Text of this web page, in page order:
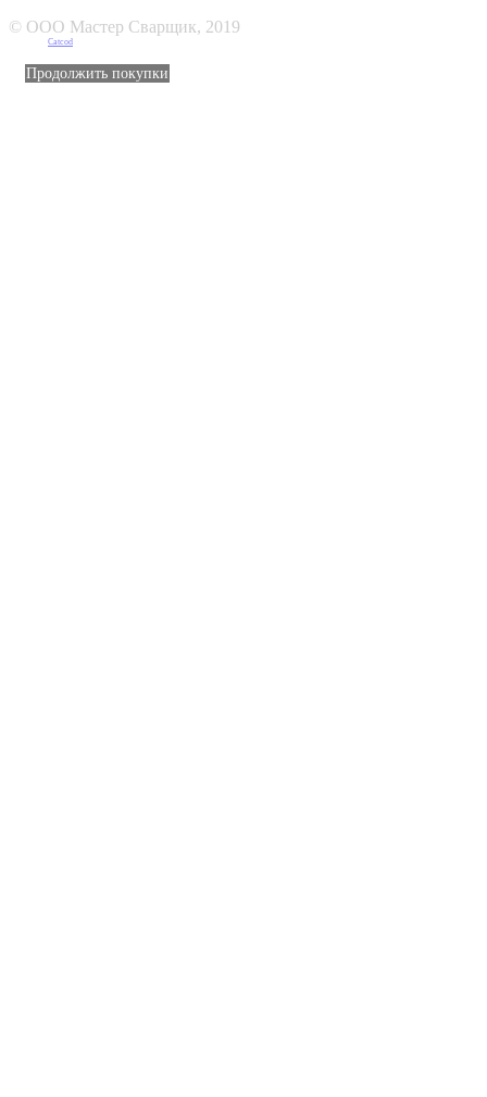
© ООО Мастер Сварщик, 2019
Catcod
Продолжить покупки